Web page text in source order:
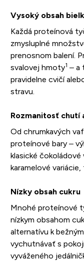
Vysoký obsah
Každá proteínová
zmysluplné
prenosnom balení.
svalovej hmoty1 – a
pravidelne cvičí
stravu.
Rozmanitosť chutí
Od chrumkavých
proteínové bary –
klasické
karamelové
Nízky obsah cukru
Mnohé proteínové
nízkym obsahom
alternatívu k
vychutnávať s
vyváženého